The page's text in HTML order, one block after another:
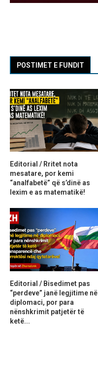
POSTIMET E FUNDIT
Editorial / Rritet nota
mesatare, por kemi
“analfabetë” që s’dinë as
lexim e as matematikë!
Editorial / Bisedimet pas
“perdeve” janë legjitime në
diplomaci, por para
nënshkrimit patjetër të
ketë...